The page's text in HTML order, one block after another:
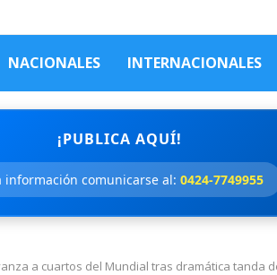
NACIONALES INTERNACIONALES
¡PUBLICA AQUÍ!
información comunicarse al: 0424-7749955
a cuartos del Mundial tras dramática tanda